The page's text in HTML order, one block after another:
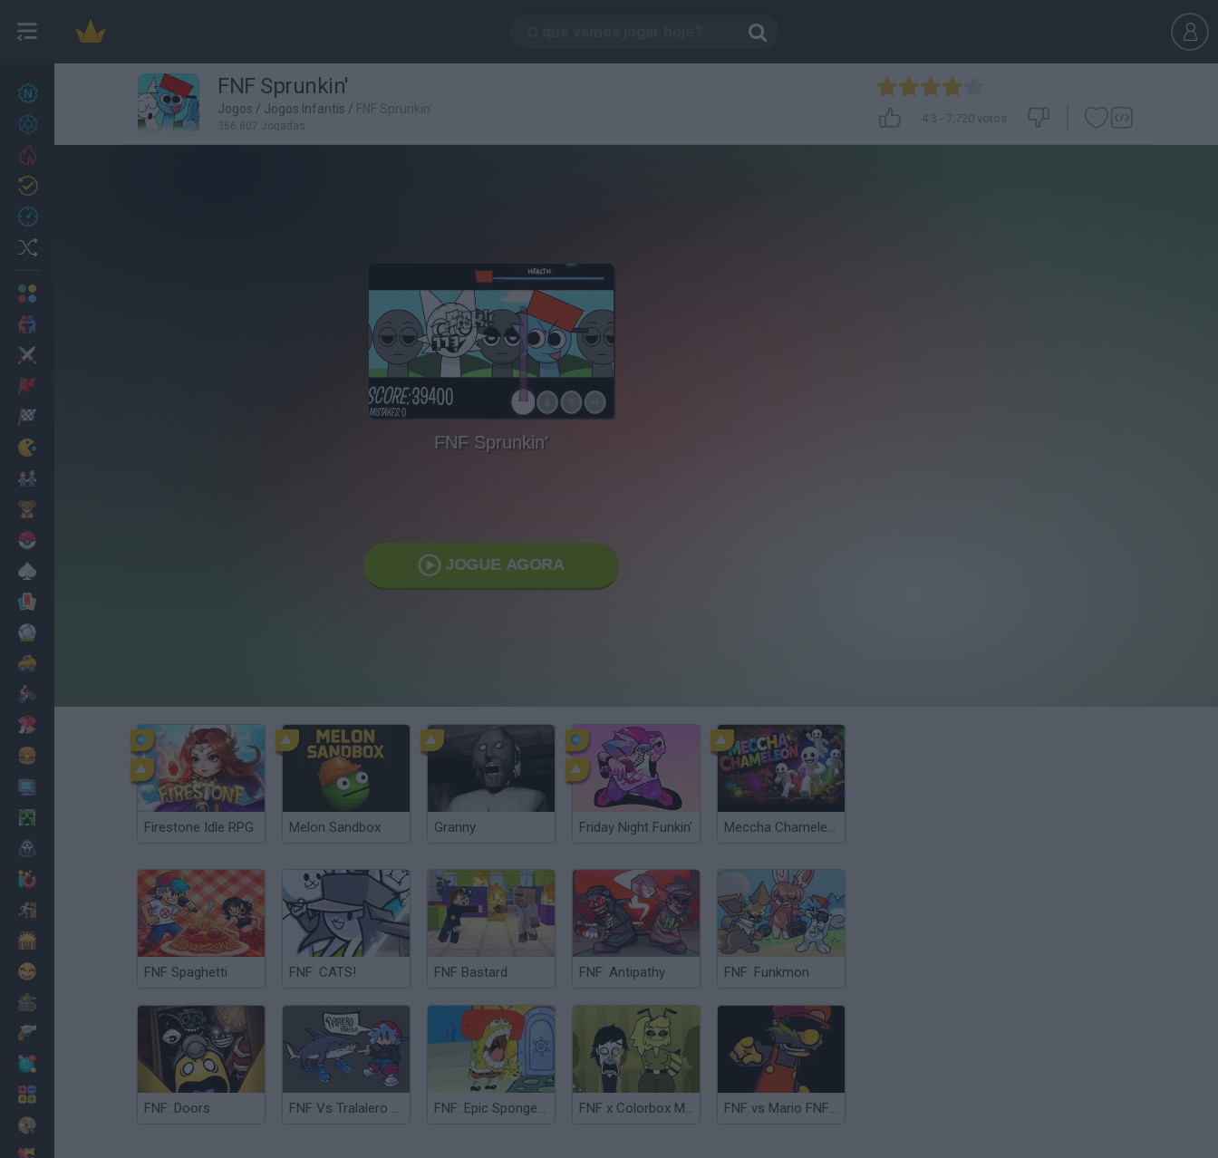
27 FNF Sprunkin'
Jogos / Jogos Infantis / FNF Sprunkin'
366,607 Jogadas
4.3 - 7,720 votos
FNF Sprunkin'
JOGUE AGORA
Firestone Idle RPG Melon Sandbox Granny Friday Night Funkin' Meccha Chameleon
FNF Spaghetti FNF: CATS! FNF Bastard FNF: Antipathy FNF: Funkmon
FNF: Doors FNF Vs Tralalero Tralala FNF: Epic Sponge Bob FNF x Colorbox Mustard FNF vs Mario FNF Port